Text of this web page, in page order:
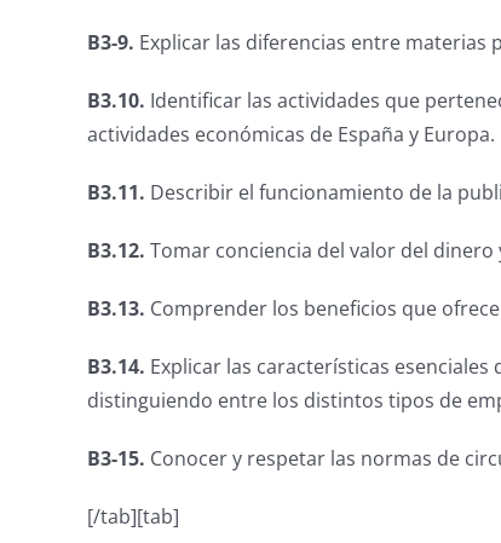
B3-9. Explicar las diferencias entre
B3.10. Identificar las actividades que
actividades económicas de España y Europa.
B3.11. Describir el funcionamiento de la
B3.12. Tomar conciencia del valor del
B3.13. Comprender los beneficios que
B3.14. Explicar las características
distinguiendo entre los distintos tipos de
B3-15. Conocer y respetar las normas de
[/tab][tab]